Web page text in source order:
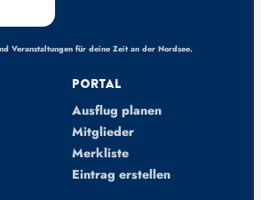
Veranstaltungen für deine Zeit an der Nordsee.
Portal
Ausflug planen
Mitglieder
Merkliste
Eintrag erstellen